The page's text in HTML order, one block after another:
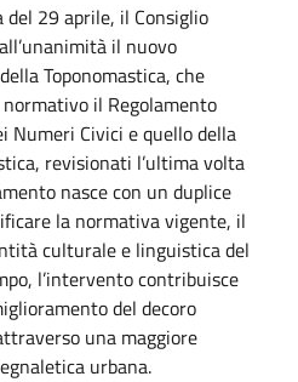
del 29 aprile, il Consiglio
il nuovo
Toponomastica, che
il Regolamento
Numeri Civici e quello della
revisionati l’ultima volta
nasce con un duplice
la normativa vigente, il
culturale e linguistica del
l’intervento contribuisce
del decoro
una maggiore
urbana.